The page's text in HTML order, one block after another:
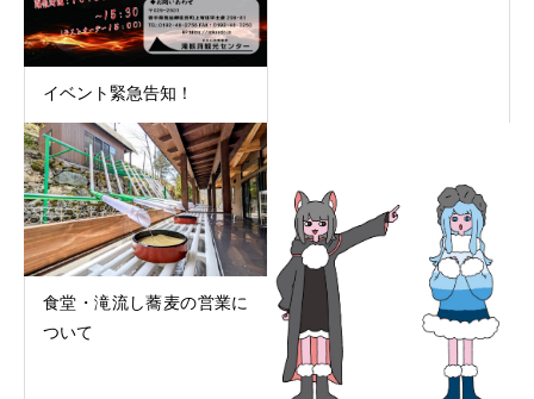
イベント緊急告知！
食堂・滝流し蕎麦の営業に
ついて